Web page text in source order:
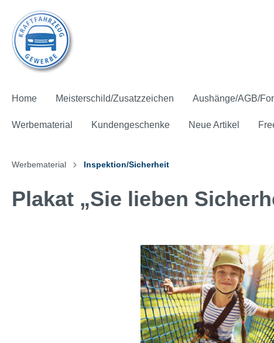
Home Meisterschild/Zusatzzeichen Aushänge/AGB/
Werbematerial Kundengeschenke Neue Artikel
Meisterschild und Mitgliedsschild
Pflichtaushänge AGB für
Zahlen und Fakten
Hinterglasfolie Aufkleber
Ausstattung Give
Fahnen
Aktions-Pakete Batterie-
Urlaubs-
Flyer
Plakate
Präsente Kinder
Kostenfreie* Artikel
Werbematerial Inspektion/Sicherheit
Plakat „Sie lieben